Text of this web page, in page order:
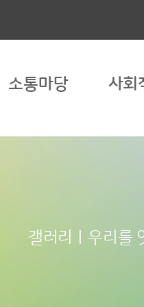
소통마당 사회
갤러리ㅣ우리를